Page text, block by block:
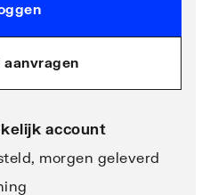
account
morgen geleverd